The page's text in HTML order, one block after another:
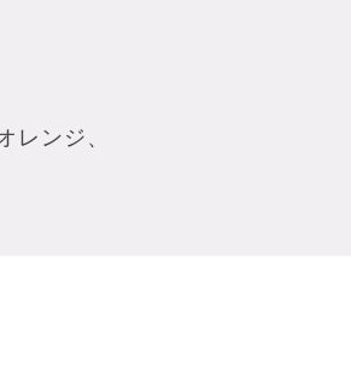
レンジ、